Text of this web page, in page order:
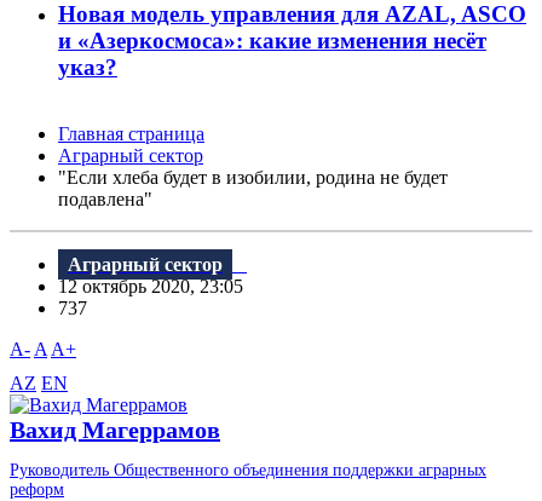
Новая модель управления для AZAL, ASCO
и «Азеркосмоса»: какие изменения несёт
указ?
Главная страница
Аграрный сектор
"Если хлеба будет в изобилии, родина не будет
подавлена"
Аграрный сектор
12 октябрь 2020, 23:05
737
A- A A+
AZ EN
Вахид Магеррамов
Руководитель Общественного объединения поддержки аграрных
реформ